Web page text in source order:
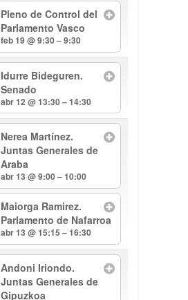
Pleno de Control del
Parlamento Vasco
feb 19 @ 9:30 – 9:30
Idurre Bideguren.
Senado
abr 12 @ 13:30 – 14:30
Nerea Martínez.
Juntas Generales de
Araba
abr 13 @ 9:00 – 10:00
Maiorga Ramirez.
Parlamento de Nafarroa
abr 13 @ 15:15 – 16:30
Andoni Iriondo.
Juntas Generales de
Gipuzkoa